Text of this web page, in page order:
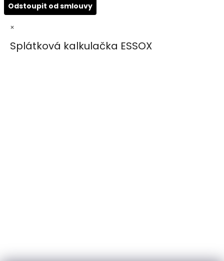
Odstoupit od smlouvy
×
Splátková kalkulačka ESSOX